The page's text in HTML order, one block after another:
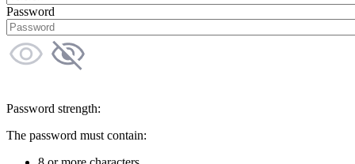
Password
Password strength:
The password must contain: